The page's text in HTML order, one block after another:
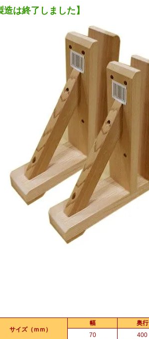
造は終了しました】
サイズ（ｍｍ）
幅 奥行
70
400